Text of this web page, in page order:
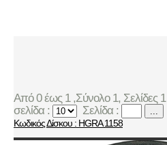
Από 0 έως 1 ,Σύνολο 1, Σελίδες 1
σελίδα :
Σελίδα : ...
Κωδικός Δίσκου : HGRA 1158